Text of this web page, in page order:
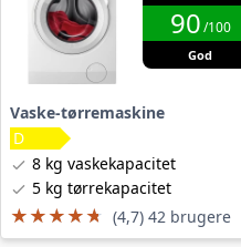
90/100
God
Vaske-tørremaskine
8 kg vaskekapacitet
5 kg tørrekapacitet
★★★★★
★★★★★ (4,7) 42 brugere